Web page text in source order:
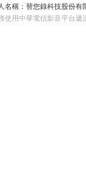
名稱：替您錄科技股份有
使用中華電信影音平台遞